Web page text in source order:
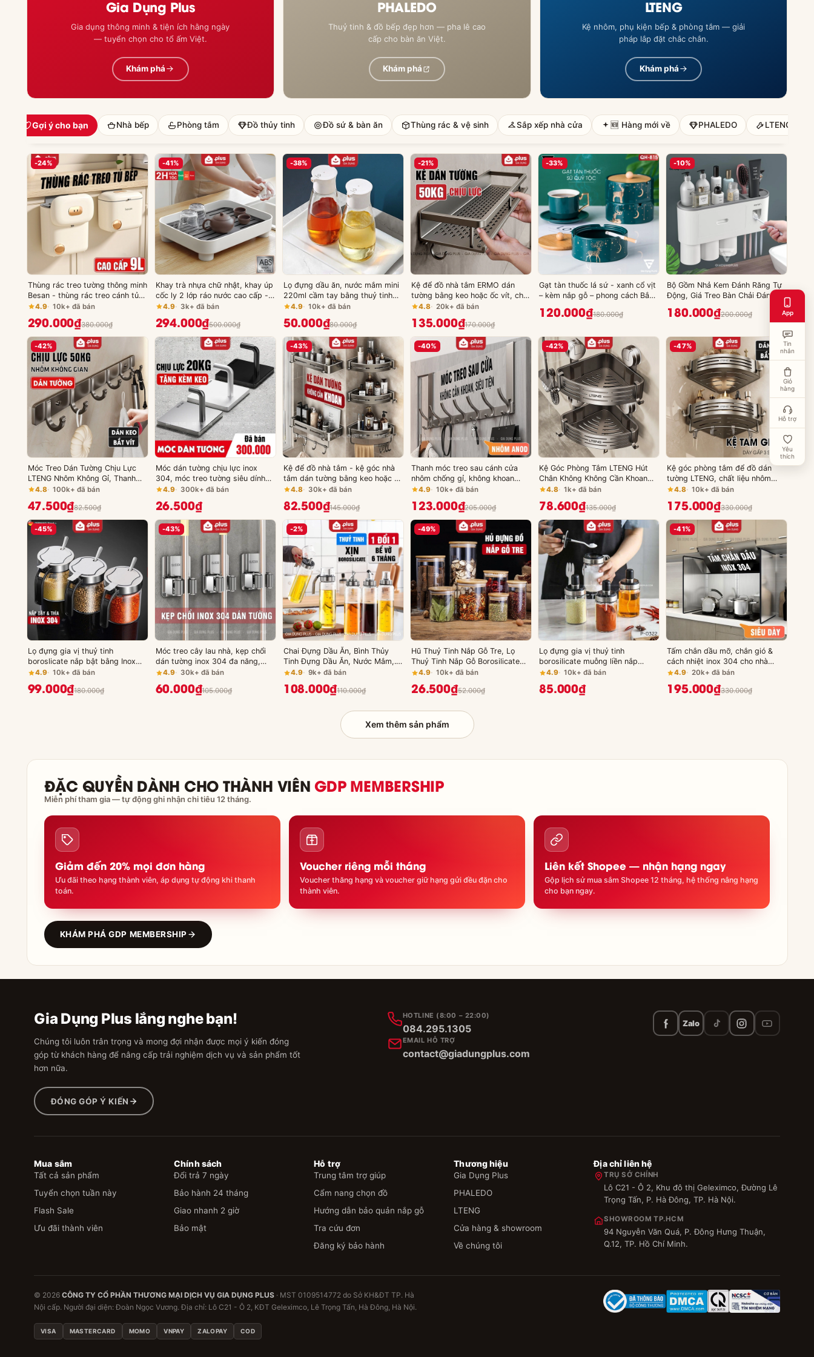
Gia Dụng Plus
Gia dụng thông minh & tiện ích hằng ngày
— tuyển chọn cho tổ ấm Việt.
Khám phá
PHALEDO
Thuỷ tinh & đồ bếp đẹp hơn — pha lê cao
cấp cho bàn ăn Việt.
Khám phá
LTENG
Kệ nhôm, phụ kiện bếp & phòng tắm — giải
pháp lắp đặt chắc chắn.
Khám phá
Gợi ý cho bạn Nhà bếp Phòng tắm Đồ thủy tinh Đồ sứ & bàn ăn Thùng rác & vệ sinh Sắp xếp nhà cửa 🆕 Hàng mới về PHALEDO LTENG
-24%
Thùng rác treo tường thông minh
Besan - thùng rác treo cánh tủ
bếp, treo tường nhà vệ sinh đa
4.9 10k+ đã bán
290.000₫380.000₫
-41%
Khay trà nhựa chữ nhật, khay úp
cốc ly 2 lớp ráo nước cao cấp -
Hàng nhập khẩu chính hãng,
4.9 3k+ đã bán
294.000₫500.000₫
-38%
Lọ đựng dầu ăn, nước mắm mini
220ml cầm tay bằng thuỷ tinh
borosilicate cao cấp - JIANXIA
4.9 10k+ đã bán
50.000₫80.000₫
-21%
Kệ để đồ nhà tắm ERMO dán
tường bằng keo hoặc ốc vít, chất
liệu nhôm cao cấp, chống gỉ (ER-
4.8 20k+ đã bán
135.000₫170.000₫
-33%
Gạt tàn thuốc lá sứ - xanh cổ vịt
– kèm nắp gỗ – phong cách Bắc
120.000₫180.000₫
-10%
Bộ Gồm Nhả Kem Đánh Răng Tự
Động, Giá Treo Bàn Chải Đánh
Tường | Kèm Cốc Nhựa ABS Cao
180.000₫200.000₫
-42%
Móc Treo Dán Tường Chịu Lực
LTENG Nhôm Không Gỉ, Thanh
Móc Treo Quần Áo Nhà Tắm
4.8 100k+ đã bán
47.500₫82.500₫
Móc dán tường chịu lực inox
304, móc treo tường siêu dính
trong suốt treo đồ đa năng
4.9 300k+ đã bán
26.500₫
-43%
Kệ để đồ nhà tắm - kệ góc nhà
tắm dán tường bằng keo hoặc ốc
vít(tặng kèm keo dán, bộ ốc vít)
4.8 30k+ đã bán
82.500₫145.000₫
-40%
Thanh móc treo sau cánh cửa
nhôm chống gỉ, không khoan
đục, không hỏng cửa cho cửa
4.9 10k+ đã bán
123.000₫205.000₫
-42%
Kệ Góc Phòng Tắm LTENG Hút
Chân Không Không Cần Khoan
Lỗ, Giá Đựng Đồ Nhà Tắm Tam
Dầu Gội
4.8 1k+ đã bán
78.600₫135.000₫
-47%
Kệ góc phòng tắm để đồ dán
tường LTENG, chất liệu nhôm
hàng không, lắp đặt dán tường
4.8 10k+ đã bán
175.000₫330.000₫
-45%
Lọ đựng gia vị thuỷ tinh
boroslicate nắp bật bằng Inox
304 cao cấp (+tặng kèm thìa
inox 304) PHALEDO
4.9 10k+ đã bán
99.000₫180.000₫
-43%
Móc treo cây lau nhà, kẹp chổi
dán tường inox 304 đa năng,
chống gỉ - miễn phí keo dán chịu
lực 20kg
4.9 30k+ đã bán
60.000₫105.000₫
-2%
Chai Đựng Dầu Ăn, Bình Thủy
Tinh Đựng Dầu Ăn, Nước Mắm,..
Thủy Tinh An Toàn Sức Khỏe,
Chống Nhỏ Giọt
4.9 9k+ đã bán
108.000₫110.000₫
-49%
Hũ Thuỷ Tinh Nắp Gỗ Tre, Lọ
Thuỷ Tinh Nắp Gỗ Borosilicate
Chịu Nhiệt, Không Chứa Chì Cao
Cấp PHALEDO
4.9 10k+ đã bán
26.500₫52.000₫
Lọ đựng gia vị thuỷ tinh
borosilicate muỗng liền nắp
thông minh viền inox 304, 220ml
& 350ml PHALEDO
4.9 10k+ đã bán
85.000₫
-41%
Tấm chắn dầu mỡ, chắn gió &
cách nhiệt inox 304 cho nhà
bếp, chống bám bẩn tường nhà
bếp LAZYDO (LZ0250)
4.9 20k+ đã bán
195.000₫330.000₫
Xem thêm sản phẩm
ĐẶC QUYỀN DÀNH CHO THÀNH VIÊNGDP MEMBERSHIP
Miễn phí tham gia — tự động ghi nhận chi tiêu 12 tháng.
Giảm đến 20% mọi đơn hàng
Ưu đãi theo hạng thành viên, áp dụng tự động khi thanh
toán.
Voucher riêng mỗi tháng
Voucher thăng hạng và voucher giữ hạng gửi đều đặn cho
thành viên.
Liên kết Shopee — nhận hạng ngay
Gộp lịch sử mua sắm Shopee 12 tháng, hệ thống nâng hạng
cho bạn ngay.
KHÁM PHÁ GDP MEMBERSHIP
Gia Dụng Plus lắng nghe bạn!
Chúng tôi luôn trân trọng và mong đợi nhận được mọi ý kiến đóng
góp từ khách hàng để nâng cấp trải nghiệm dịch vụ và sản phẩm tốt
hơn nữa.
ĐÓNG GÓP Ý KIẾN
HOTLINE (8:00 – 22:00)
084.295.1305
EMAIL HỖ TRỢ
contact@giadungplus.com
Zalo
Mua sắm
Tất cả sản phẩm
Tuyển chọn tuần này
Flash Sale
Ưu đãi thành viên
Chính sách
Đổi trả 7 ngày
Bảo hành 24 tháng
Giao nhanh 2 giờ
Bảo mật
Hỗ trợ
Trung tâm trợ giúp
Cẩm nang chọn đồ
Hướng dẫn bảo quản nắp gỗ
Tra cứu đơn
Đăng ký bảo hành
Thương hiệu
Gia Dụng Plus
PHALEDO
LTENG
Cửa hàng & showroom
Về chúng tôi
Địa chỉ liên hệ
TRỤ SỞ CHÍNH
Lô C21 - Ô 2, Khu đô thị Geleximco, Đường Lê
Trọng Tấn, P. Hà Đông, TP. Hà Nội.
SHOWROOM TP.HCM
94 Nguyễn Văn Quá, P. Đông Hưng Thuận,
Q.12, TP. Hồ Chí Minh.
© 2026 CÔNG TY CỔ PHẦN THƯƠNG MẠI DỊCH VỤ GIA DỤNG PLUS · MST 0109514772 do Sở KH&ĐT TP. Hà
Nội cấp. Người đại diện: Đoàn Ngọc Vương. Địa chỉ: Lô C21 - Ô 2, KĐT Geleximco, Lê Trọng Tấn, Hà Đông, Hà Nội.
VISA MASTERCARD MOMO VNPAY ZALOPAY COD
App
Tin
nhắn
Giỏ
hàng
Hỗ trợ
Yêu
thích